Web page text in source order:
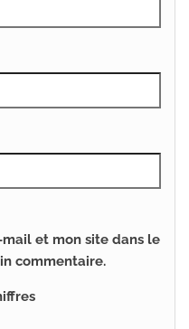
et mon site dans le
commentaire.